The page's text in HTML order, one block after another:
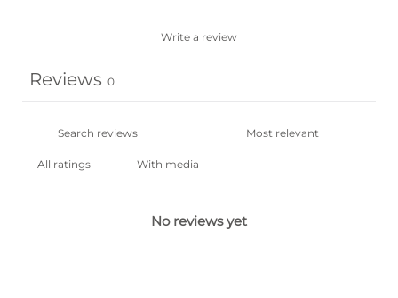
Write a review
Reviews 0
With media
No reviews yet